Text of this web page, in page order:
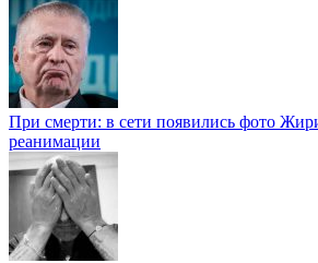
При смерти: в сети появились фото
реанимации